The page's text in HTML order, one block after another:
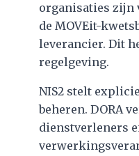
organisaties zijn
de MOVEit-
leverancier. Dit
regelgeving.
NIS2 stelt
beheren. DORA
dienstverleners